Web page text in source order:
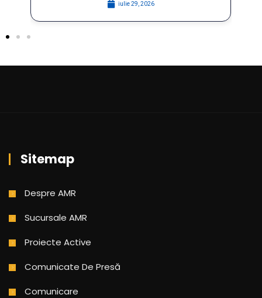
iulie 29, 2026
Sitemap
Despre AMR
Sucursale AMR
Proiecte Active
Comunicate De Presă
Comunicare